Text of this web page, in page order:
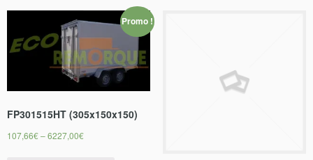
Promo !
FP301515HT (305x150x150)
107,66€–6227,00€